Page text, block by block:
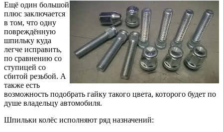
Ещё один большой
плюс заключается
в том, что одну
повреждённую
шпильку куда
легче исправить,
по сравнению со
ступицей со
сбитой резьбой. А
также есть
возможность подобрать гайку такого цвета, которого будет по
душе владельцу автомобиля.
Шпильки колёс исполняют ряд назначений: